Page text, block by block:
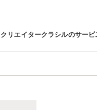
クリエイタークラシルのサービ